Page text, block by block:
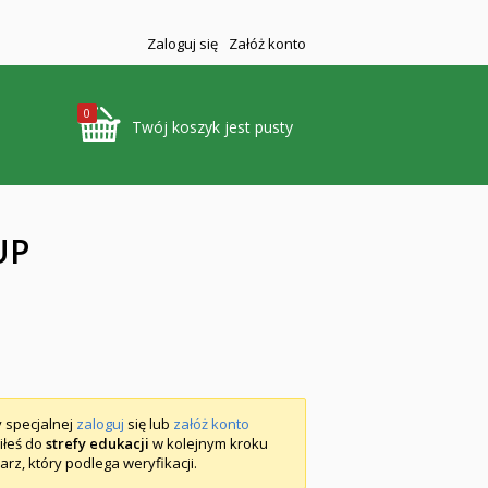
Zaloguj się Załóż konto
0
Twój koszyk jest pusty
specjalnej zaloguj się lub załóż konto
do strefy edukacji w kolejnym kroku
który podlega weryfikacji.